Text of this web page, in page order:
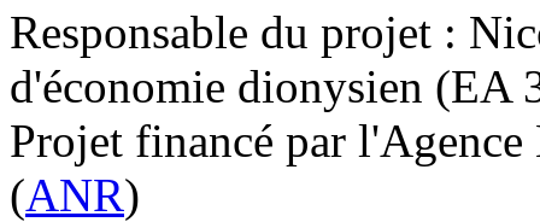
Responsable du projet :
d'économie dionysien
Projet financé par l'Agence
(ANR)